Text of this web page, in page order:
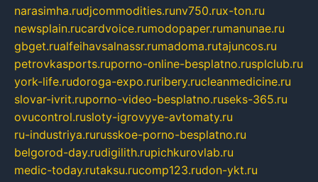
narasimha.rudjcommodities.runv750.rux-ton.ru
newsplain.rucardvoice.rumodopaper.rumanunae.ru
gbget.rualfeihavsalnassr.rumadoma.rutajuncos.ru
petrovkasports.ruporno-online-besplatno.rusplclub.ru
york-life.rudoroga-expo.ruribery.rucleanmedicine.ru
slovar-ivrit.ruporno-video-besplatno.ruseks-365.ru
ovucontrol.rusloty-igrovyye-avtomaty.ru
ru-industriya.rurusskoe-porno-besplatno.ru
belgorod-day.rudigilith.rupichkurovlab.ru
medic-today.rutaksu.rucomp123.rudon-ykt.ru